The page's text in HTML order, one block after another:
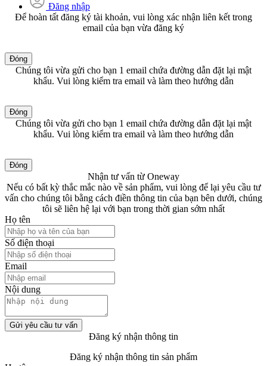
Đăng nhập
Để hoàn tất đăng ký tài khoản, vui lòng xác nhận liên kết trong
email của bạn vừa đăng ký
Đóng
Chúng tôi vừa gửi cho bạn 1 email chứa đường dẫn đặt lại mật
khẩu. Vui lòng kiểm tra email và làm theo hướng dẫn
Đóng
Chúng tôi vừa gửi cho bạn 1 email chứa đường dẫn đặt lại mật
khẩu. Vui lòng kiểm tra email và làm theo hướng dẫn
Đóng
Nhận tư vấn từ Oneway
Nếu có bất kỳ thắc mắc nào về sản phẩm, vui lòng để lại yêu cầu tư
vấn cho chúng tôi bằng cách điền thông tin của bạn bên dưới, chúng
tôi sẽ liên hệ lại với bạn trong thời gian sớm nhất
Họ tên
Số điện thoại
Email
Nội dung
Gửi yêu cầu tư vấn
Đăng ký nhận thông tin
Đăng ký nhận thông tin sản phẩm